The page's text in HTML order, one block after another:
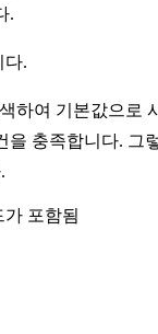
.
다.
하여 기본값으로
을 충족합니다. 그
가 포함됨